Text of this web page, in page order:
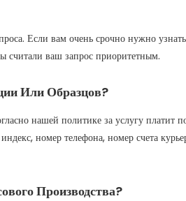
Если вам очень срочно нужно
считали ваш запрос приоритетным.
Или Образцов?
нашей политике за услугу платит
номер телефона, номер счета
Производства?